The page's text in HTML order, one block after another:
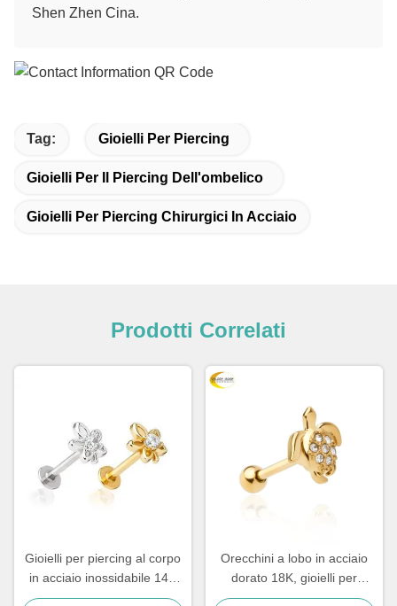
Shen Zhen Cina.
Tag: Gioielli Per Piercing
Gioielli Per Il Piercing Dell'ombelico
Gioielli Per Piercing Chirurgici In Acciaio
Prodotti Correlati
Gioielli per piercing al corpo
in acciaio inossidabile 14K
Labret Lip Piercing Jewelry
Orecchini a lobo in acciaio
dorato 18K, gioielli per
piercing all'orecchio 1.0 X